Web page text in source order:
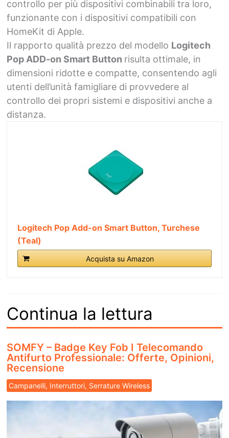
controllo per più dispositivi combinabili tra loro,
funzionante con i dispositivi compatibili con
HomeKit di Apple.
Il rapporto qualità prezzo del modello Logitech
Pop ADD-on Smart Button risulta ottimale, in
dimensioni ridotte e compatte, consentendo agli
utenti dell’unità famigliare di provvedere al
controllo dei propri sistemi e dispositivi anche a
distanza.
Logitech Pop Add-on Smart Button, Turchese
(Teal)
Acquista su Amazon
Continua la lettura
SOMFY – Badge Key Fob I Telecomando
Antifurto Professionale: Offerte, Opinioni,
Recensione
Campanelli, Interruttori, Serrature Wireless